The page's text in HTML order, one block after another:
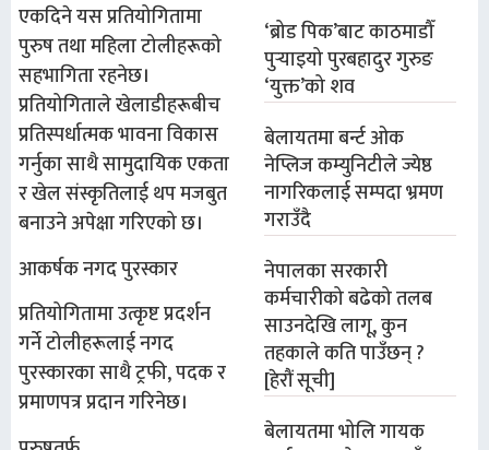
एकदिने यस प्रतियोगितामा
पुरुष तथा महिला टोलीहरूको
सहभागिता रहनेछ।
प्रतियोगिताले खेलाडीहरूबीच
प्रतिस्पर्धात्मक भावना विकास
गर्नुका साथै सामुदायिक एकता
र खेल संस्कृतिलाई थप मजबुत
बनाउने अपेक्षा गरिएको छ।
आकर्षक नगद पुरस्कार
प्रतियोगितामा उत्कृष्ट प्रदर्शन
गर्ने टोलीहरूलाई नगद
पुरस्कारका साथै ट्रफी, पदक र
प्रमाणपत्र प्रदान गरिनेछ।
‘ब्रोड पिक’बाट काठमाडौँ
पुर्‍याइयो पुरबहादुर गुरुङ
‘युक्त’को शव
बेलायतमा बर्न्ट ओक
नेप्लिज कम्युनिटीले ज्येष्ठ
नागरिकलाई सम्पदा भ्रमण
गराउँदै
नेपालका सरकारी
कर्मचारीको बढेको तलब
साउनदेखि लागू, कुन
तहकाले कति पाउँछन् ?
[हेरौं सूची]
बेलायतमा भोलि गायक